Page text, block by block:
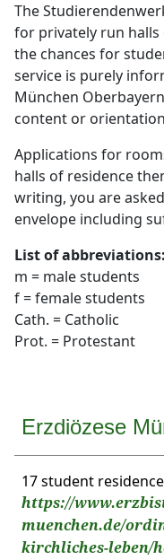
The
for privately run
the chances for
service is purely
München
content or
Applications for
halls of residence
writing, you are
envelope including
List of abbreviations:
m = male students
f = female students
Cath. = Catholic
Prot. = Protestant
Erzdiözese
17 student
https://
muenchen.de/
kirchliches-leben/
Publikationen &
Über uns
Stellenangebote
Ausschreibungen